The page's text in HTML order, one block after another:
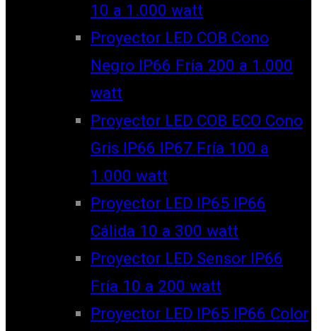
10 a 1.000 watt
Proyector LED COB Cono
Negro IP66 Fría 200 a 1.000
watt
Proyector LED COB ECO Cono
Gris IP66 IP67 Fría 100 a
1.000 watt
Proyector LED IP65 IP66
Cálida 10 a 300 watt
Proyector LED Sensor IP66
Fría 10 a 200 watt
Proyector LED IP65 IP66 Color